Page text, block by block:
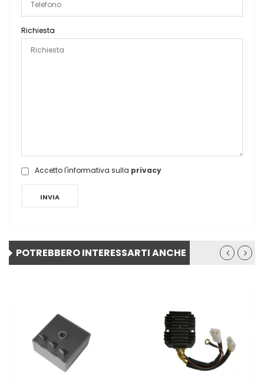
Richiesta
Accetto l'informativa sulla privacy
INVIA
POTREBBERO INTERESSARTI ANCHE